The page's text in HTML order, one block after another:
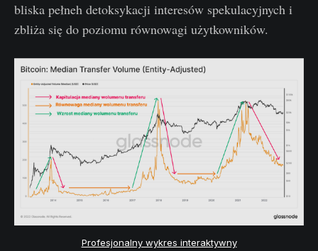
bliska pełneh detoksykacji interesów spekulacyjnych i
zbliża się do poziomu równowagi użytkowników.
Profesjonalny wykres interaktywny